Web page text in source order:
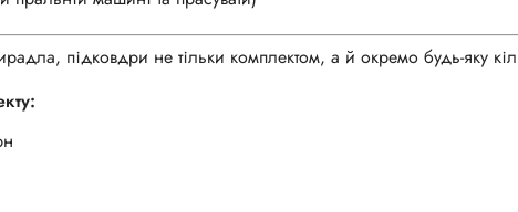
підковдри не тільки комплектом, а й окремо будь-яку